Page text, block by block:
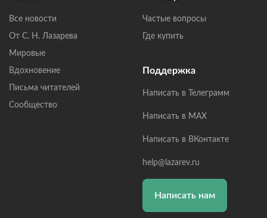
Все новости
От С. Н. Лазарева
Мировые
Вдохновение
Письма читателей
Сообщество
Частые вопросы
Где купить
Поддержка
Написать в Телеграмм
Написать в MAX
Написать в ВКонтакте
help@lazarev.ru
Написать нам